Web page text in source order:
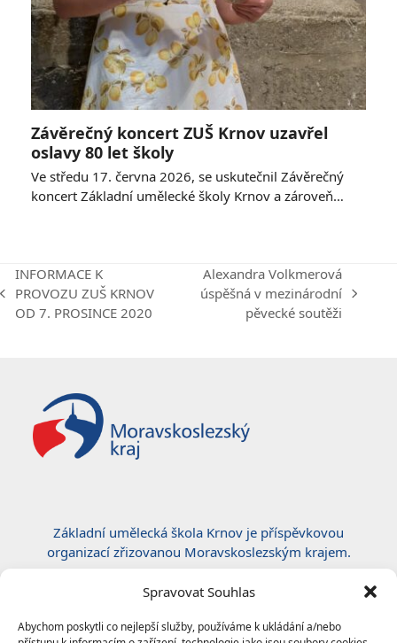
Spravovat Souhlas
Abychom poskytli co nejlepší služby, používáme k ukládání a/nebo
Závěrečný koncert ZUŠ Krnov uzavřel
oslavy 80 let školy
Ve středu 17. června 2026, se uskutečnil Závěrečný
koncert Základní umělecké školy Krnov a zároveň…
previous
post:
INFORMACE K
PROVOZU ZUŠ KRNOV
OD 7. PROSINCE 2020
next
Alexandra Volkmerová
úspěšná v mezinárodní
pěvecké soutěži
Základní umělecká škola Krnov je příspěvkovou
organizací zřizovanou Moravskoslezským krajem.
Certifikace ČSN EN ISO 50001:2019